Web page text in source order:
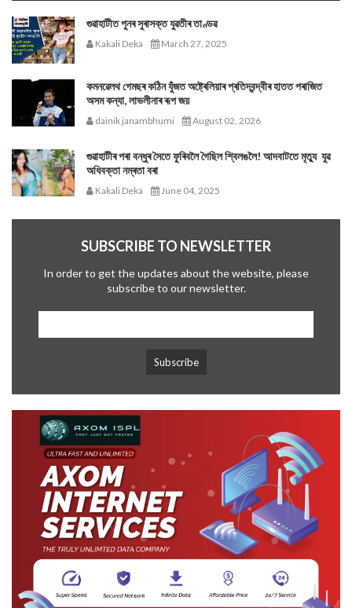
গুৱাহাটীত পুনৰ সুৰাসক্ত যুৱতীৰ তাণ্ডৱ
Kakali Deka March 27, 2025
কমনৱেলথ গেমছৰ কঠিন যুঁজত অষ্ট্ৰেলিয়াৰ প্ৰতিদ্বন্দ্বীৰ হাতত পৰাজিত
অসম কন্যা, লাভলীনাৰ ৰূপ জয়
dainik janambhumi August 02, 2026
গুৱাহাটীৰ পৰা বন্ধুৰ সৈতে ফুৰিবলৈ গৈছিল শ্বিলঙলৈ! আদবাটতে মৃত্যু যুৱ
অধিবক্তা নম্ৰতা বৰা
Kakali Deka June 04, 2025
SUBSCRIBE TO NEWSLETTER
In order to get the updates about the website, please
subscribe to our newsletter.